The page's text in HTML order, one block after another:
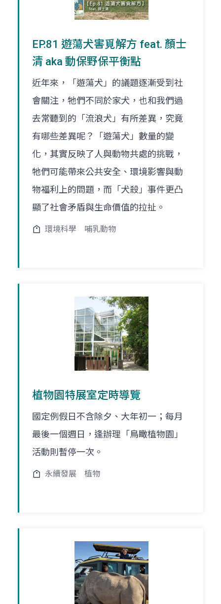
EP.81 遊蕩犬害覓解方 feat. 顏士
清 aka 動保野保平衡點
近年來，「遊蕩犬」的議題逐漸受到社
會關注，牠們不同於家犬，也和我們過
去常聽到的「流浪犬」有所差異，究竟
有哪些差異呢？「遊蕩犬」數量的變
化，其實反映了人與動物共處的挑戰，
牠們可能帶來公共安全、環境影響與動
物福利上的問題，而「犬殺」事件更凸
顯了社會矛盾與生命價值的拉扯。
環境科學 哺乳動物
植物園特展室定時導覽
國定例假日不含除夕、大年初一；每月
最後一個週日，逢辦理「鳥瞰植物園」
活動則暫停一次。
永續發展 植物